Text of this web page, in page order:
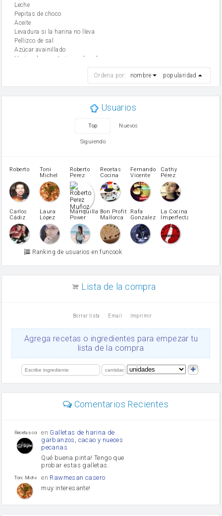
leche
Pepitas de choco
aceite
Levadura si la harina no lleva
Pellizco de sal
Azúcar avainillado
Harina de reposteria con levadura
mantequilla
Harina para bizcocho
patatas
pimiento rojo
Pimentón
pimiento verde
miel
vino blanco
Azúcar glass
Azúcar moreno
Zumo de limón
arroz
Ajos
salsa de soja
limón
Ordena por: nombre popularidad
Usuarios
Top Nuevos
Siguiendo
Roberto
Toni
Michel
Caubet
Roberto
Perez
Muñoz
Recetas
Cocina
Fernando
Vicente
Cathy
Pérez
Carlos
Cádiz
Laura
López
Martínez
Mariquilla
Power
Bon Profit
Mallorca
Rafa
Gonzalez
La Cocina
Imperfecta
Ranking de usuarios en funcook
Lista de la compra
Borrar lista Email Imprimir
Agrega recetas o ingredientes para empezar tu
lista de la compra
Comentarios Recientes
Recetas con sazon
en Galletas de harina de
garbanzos, cacao y nueces
pecanas
Qué buena pinta! Tengo que
probar estas galletas.
Toni Michel Caubet
en Rawmesan casero
muy interesante!